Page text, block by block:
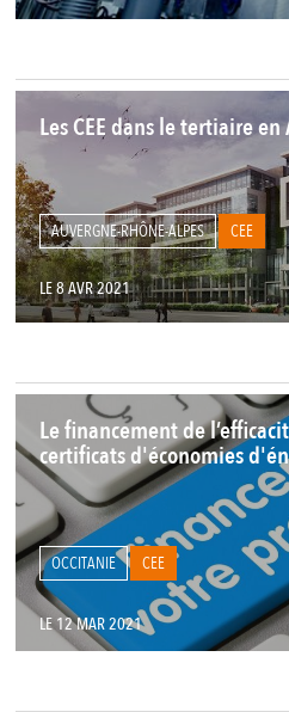
Les CEE dans le tertiaire
AUVERGNE-RHÔNE-ALPES CEE
LE 8 AVR 2021
Le financement de
certificats d'économies
OCCITANIE CEE
LE 12 MAR 2021